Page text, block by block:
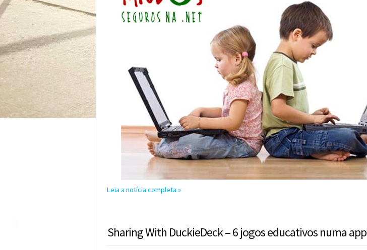
Leia a notícia completa »
Sharing With DuckieDeck – 6 jogos educativos numa app